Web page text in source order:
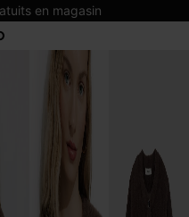
en magasin